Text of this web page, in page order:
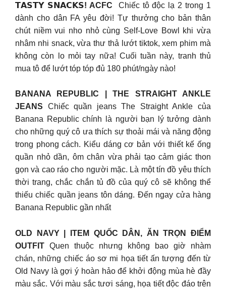
𝗧𝗔𝗦𝗧𝗬 𝗦𝗡𝗔𝗖𝗞𝗦! ACFC
Chiếc tô độc lạ 2 trong 1
dành cho dân FA yêu đời! Tự thưởng cho bản thân
chút niềm vui nho nhỏ cùng Self-Love Bowl khi vừa
nhâm nhi snack, vừa thư thả lướt tiktok, xem phim mà
không còn lo mỏi tay nữa! Cuối tuần này, tranh thủ
mua tô để lướt tóp tóp đủ 180 phút/ngày nào!
BANANA REPUBLIC | THE STRAIGHT ANKLE
JEANS Chiếc quần jeans The Straight Ankle của
Banana Republic chính là người bạn lý tưởng dành
cho những quý cô ưa thích sự thoải mái và năng động
trong phong cách. Kiểu dáng cơ bản với thiết kế ống
quần nhỏ dần, ôm chân vừa phải tạo cảm giác thon
gọn và cao ráo cho người mặc. Là một tín đồ yêu thích
thời trang, chắc chắn tủ đồ của quý cô sẽ không thể
thiếu chiếc quần jeans tôn dáng. Đến ngay cửa hàng
Banana Republic gần nhất
OLD NAVY | ITEM QUỐC DÂN, ĂN TRỌN ĐIỂM
OUTFIT Quen thuộc nhưng không bao giờ nhàm
chán, những chiếc áo sơ mi họa tiết ấn tượng đến từ
Old Navy là gợi ý hoàn hảo để khởi động mùa hè đầy
màu sắc. Với màu sắc tươi sáng, họa tiết độc đáo trên